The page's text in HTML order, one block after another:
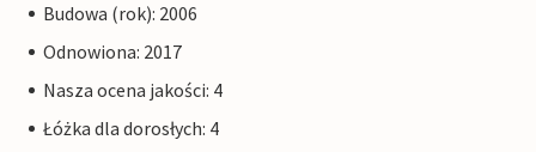
Budowa (rok): 2006
Odnowiona: 2017
Nasza ocena jakości: 4
Łóżka dla dorosłych: 4